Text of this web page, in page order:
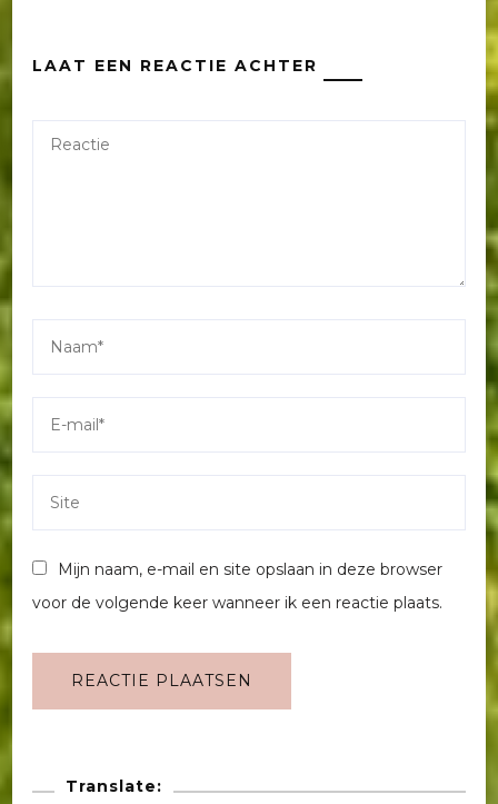
LAAT EEN REACTIE ACHTER
Mijn naam, e-mail en site opslaan in deze browser
voor de volgende keer wanneer ik een reactie plaats.
Translate: